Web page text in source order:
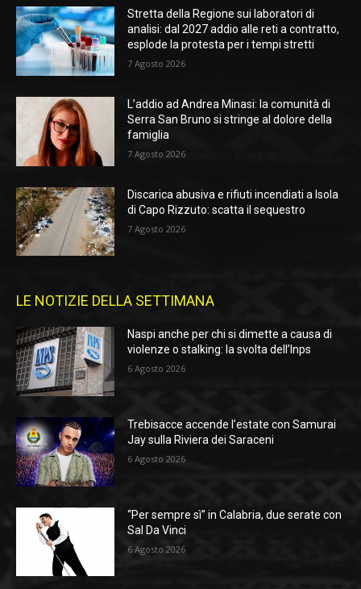
Stretta della Regione sui laboratori di
analisi: dal 2027 addio alle reti a contratto,
esplode la protesta per i tempi stretti
7 Agosto 2026
L’addio ad Andrea Minasi: la comunità di
Serra San Bruno si stringe al dolore della
famiglia
7 Agosto 2026
Discarica abusiva e rifiuti incendiati a Isola
di Capo Rizzuto: scatta il sequestro
7 Agosto 2026
LE NOTIZIE DELLA SETTIMANA
Naspi anche per chi si dimette a causa di
violenze o stalking: la svolta dell’Inps
6 Agosto 2026
Trebisacce accende l’estate con Samurai
Jay sulla Riviera dei Saraceni
6 Agosto 2026
“Per sempre sì” in Calabria, due serate con
Sal Da Vinci
6 Agosto 2026